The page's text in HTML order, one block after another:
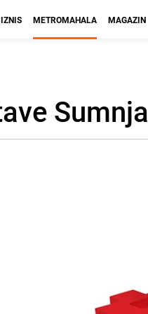
METROMAHALA MAGAZIN
Sumnja